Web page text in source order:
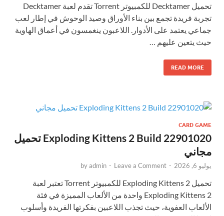
تحميل Decktamer للكمبيوتر Torrent تقدم لعبة Decktamer
تجربة فريدة تجمع بين بناء الأوراق وصيد الوحوش في إطار لعب
جماعي يعتمد على الأدوار. اللاعبون ينغمسون في أعماق الهاوية
حيث يتعين عليهم …
READ MORE
CARD GAME
Exploding Kittens 2 Build 22901020 تحميل
مجاني
يوليو 6, 2026 -
byadmin - Leave a Comment
تحميل Exploding Kittens 2 للكمبيوتر Torrent تعتبر لعبة
Exploding Kittens 2 واحدة من الألعاب المميزة في فئة
الألعاب العفوية، حيث تجذب اللاعبين بفكرتها الفريدة وأسلوب